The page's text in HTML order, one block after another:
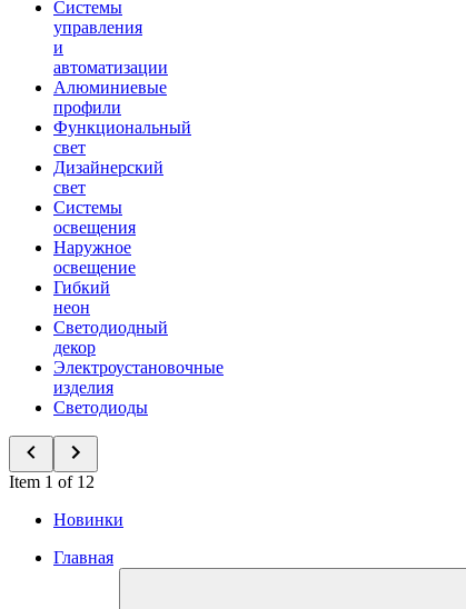
Системы
управления
и
автоматизации
Алюминиевые
профили
Функциональный
свет
Дизайнерский
свет
Системы
освещения
Наружное
освещение
Гибкий
неон
Светодиодный
декор
Электроустановочные
изделия
Светодиоды
Item 1 of 12
Новинки
Главная